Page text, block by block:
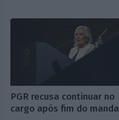
PGR recusa continuar no
cargo após fim do